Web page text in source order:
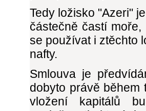
Tedy ložisko "Azeri"
částečně častí
se používat i ztěchto
nafty.
Smlouva je
dobyto právě během
vložení kapitálů